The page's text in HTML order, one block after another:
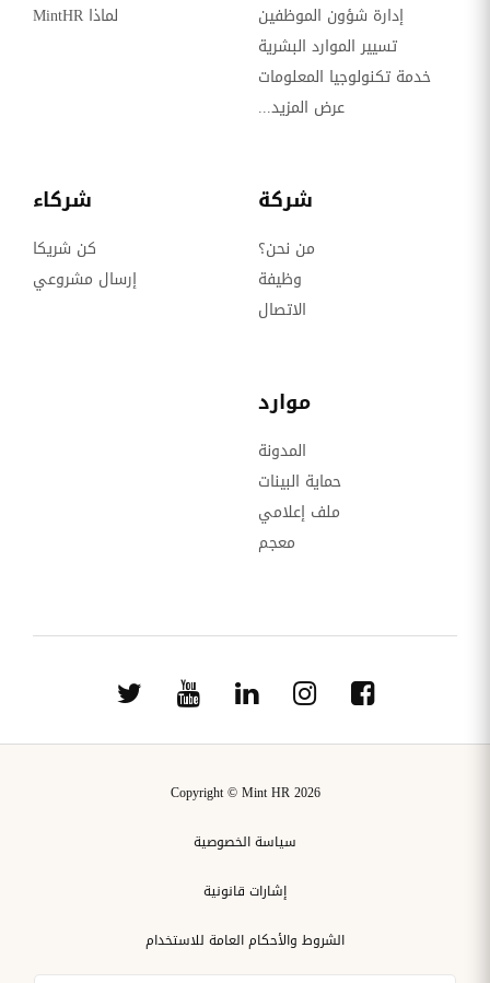
إدارة شؤون الموظفين
تسيير الموارد البشرية
خدمة تكنولوجيا المعلومات
عرض المزيد...
لماذا MintHR
شركة
من نحن؟
وظيفة
الاتصال
شركاء
كن شريكا
إرسال مشروعي
موارد
المدونة
حماية البينات
ملف إعلامي
معجم
Copyright © Mint HR 2026
سياسة الخصوصية
إشارات قانونية
الشروط والأحكام العامة للاستخدام